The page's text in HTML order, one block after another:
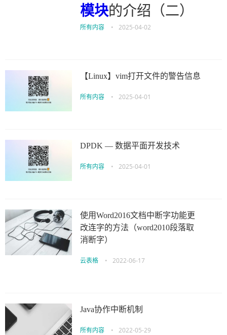
模块的介绍（二）
所有内容 • 2025-04-02
【Linux】vim打开文件的警告信息
所有内容 • 2025-04-01
DPDK — 数据平面开发技术
所有内容 • 2025-04-01
使用Word2016文档中断字功能更
改连字的方法（word2010段落取
消断字）
云表格 • 2022-06-17
Java协作中断机制
所有内容 • 2022-05-29